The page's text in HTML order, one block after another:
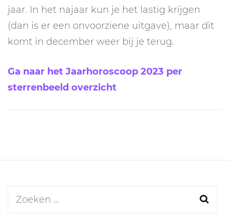
jaar. In het najaar kun je het lastig krijgen
(dan is er een onvoorziene uitgave), maar dit
komt in december weer bij je terug.
Ga naar het Jaarhoroscoop 2023 per
sterrenbeeld overzicht
Zoeken